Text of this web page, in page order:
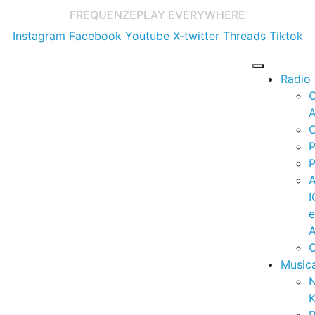
FREQUENZEPLAY EVERYWHERE
Instagram Facebook Youtube X-twitter Threads Tiktok
Radio
e